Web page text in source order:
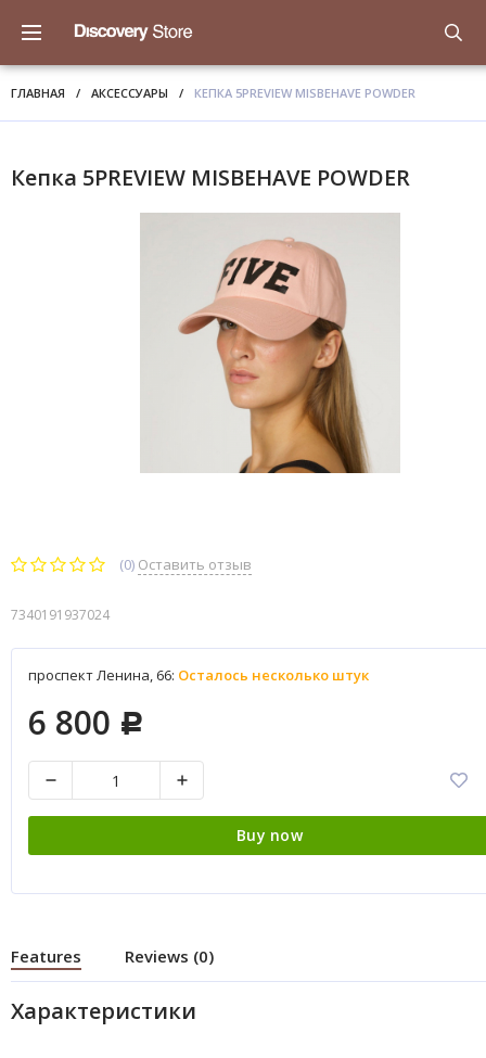
ГЛАВНАЯ / АКСЕССУАРЫ / КЕПКА 5PREVIEW MISBEHAVE POWDER
Кепка 5PREVIEW MISBEHAVE POWDER
(0) Оставить отзыв
7340191937024
проспект Ленина, 66: Осталось несколько штук
6 800 Р
Buy now
Features Reviews (0)
Характеристики